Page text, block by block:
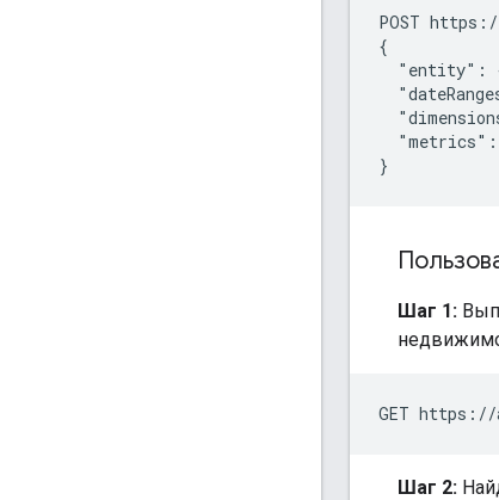
POST
{
"entity":
Шаг 1:
Шаг 2: